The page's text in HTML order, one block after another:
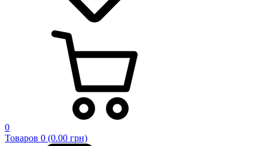
0
Товаров 0 (0.00 грн)